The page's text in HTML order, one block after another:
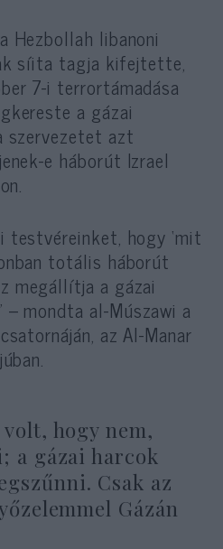
Hezbollah libanoni
síita tagja kifejtette,
7-i terrortámadása
a gázai
szervezetet azt
e háborút Izrael
testvéreinket, hogy ‘mit
totális háborút
megállítja a gázai
– mondta al-Múszawi a
az Al-Manar
volt, hogy nem,
a gázai harcok
Csak az
Gázán